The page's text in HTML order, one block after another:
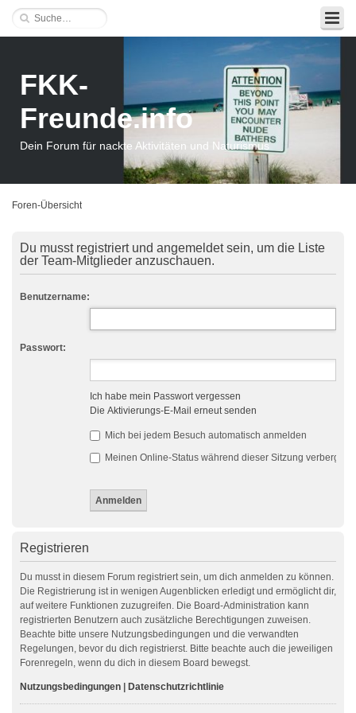
FKK-
Freunde.info
Dein Forum für nackte Aktivitäten und Naturismus
Foren-Übersicht
Du musst registriert und angemeldet sein, um die Liste
der Team-Mitglieder anzuschauen.
Benutzername:
Passwort:
Ich habe mein Passwort vergessen
Die Aktivierungs-E-Mail erneut senden
Mich bei jedem Besuch automatisch anmelden
Meinen Online-Status während dieser Sitzung verbergen
Registrieren
Du musst in diesem Forum registriert sein, um dich anmelden zu können.
Die Registrierung ist in wenigen Augenblicken erledigt und ermöglicht dir,
auf weitere Funktionen zuzugreifen. Die Board-Administration kann
registrierten Benutzern auch zusätzliche Berechtigungen zuweisen.
Beachte bitte unsere Nutzungsbedingungen und die verwandten
Regelungen, bevor du dich registrierst. Bitte beachte auch die jeweiligen
Forenregeln, wenn du dich in diesem Board bewegst.
Nutzungsbedingungen Datenschutzrichtlinie